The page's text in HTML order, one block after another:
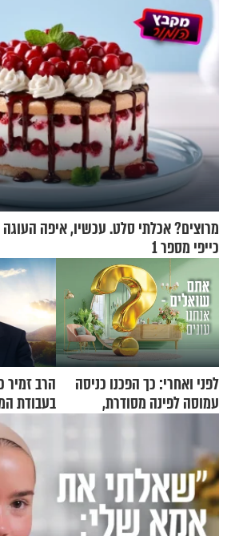
מרוצים? אכלתי סלט. עכשיו, איפה
כייפי מספר 1
לפני ואחרי: כך הפכנו כניסה
עמוסה לפינה מסודרת,
הרב זמיר
בעבודת